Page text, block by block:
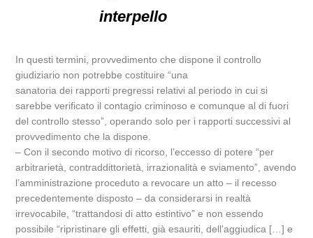
interpello
In questi termini, provvedimento che dispone il controllo
giudiziario non potrebbe costituire “una
sanatoria dei rapporti pregressi relativi al periodo in cui si
sarebbe verificato il contagio criminoso e comunque al di fuori
del controllo stesso”, operando solo per i rapporti successivi al
provvedimento che la dispone.
– Con il secondo motivo di ricorso, l’eccesso di potere “per
arbitrarietà, contraddittorietà, irrazionalità e sviamento”, avendo
l’amministrazione proceduto a revocare un atto – il recesso
precedentemente disposto – da considerarsi in realtà
irrevocabile, “trattandosi di atto estintivo” e non essendo
possibile “ripristinare gli effetti, già esauriti, dell’aggiudica […] e